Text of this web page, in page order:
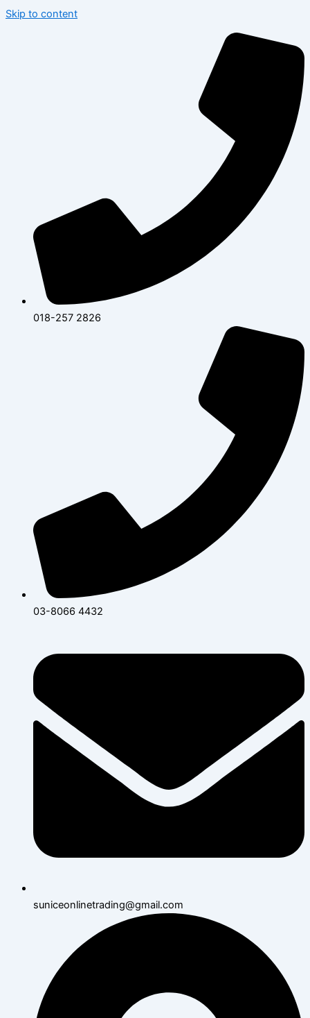
Skip to content
018-257 2826
03-8066 4432
suniceonlinetrading@gmail.com